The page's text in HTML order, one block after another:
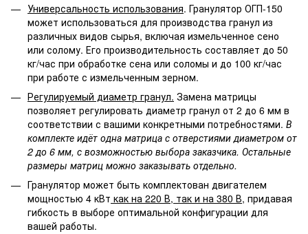
Универсальность использования. Гранулятор ОГП-150
может использоваться для производства гранул из
различных видов сырья, включая измельченное сено
или солому. Его производительность составляет до 50
кг/час при обработке сена или соломы и до 100 кг/час
при работе с измельченным зерном.
Регулируемый диаметр гранул. Замена матрицы
позволяет регулировать диаметр гранул от 2 до 6 мм в
соответствии с вашими конкретными потребностями. В
комплекте идёт одна матрица с отверстиями диаметром от
2 до 6 мм, с возможностью выбора заказчика. Остальные
размеры матриц можно заказывать отдельно.
Гранулятор может быть комплектован двигателем
мощностью 4 кВт как на 220 В, так и на 380 В, придавая
гибкость в выборе оптимальной конфигурации для
вашей работы.